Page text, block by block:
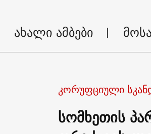
ახალი ამბები
კორუფციული
სომხეთის